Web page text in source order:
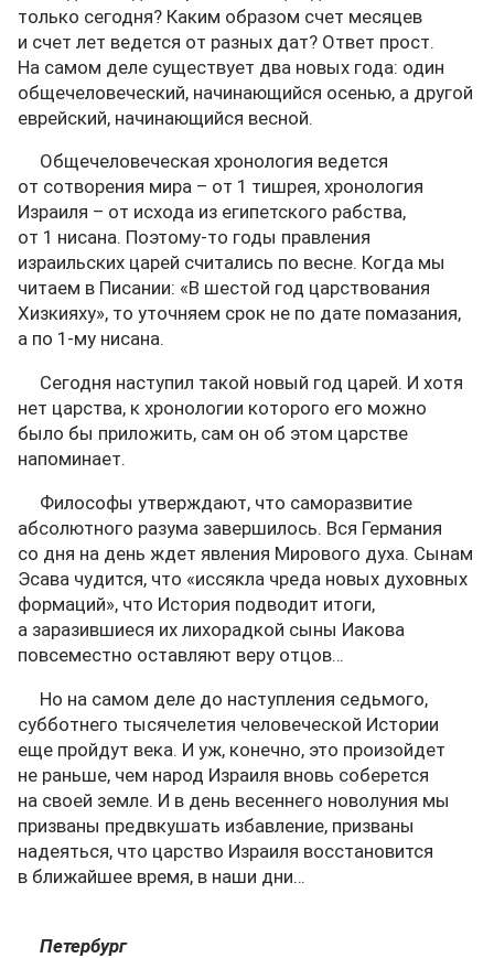
только сегодня? Каким образом счет месяцев
и счет лет ведется от разных дат? Ответ прост.
На самом деле существует два новых года: один
общечеловеческий, начинающийся осенью, а другой
еврейский, начинающийся весной.
Общечеловеческая хронология ведется
от сотворения мира – от 1 тишрея, хронология
Израиля – от исхода из египетского рабства,
от 1 нисана. Поэтому-то годы правления
израильских царей считались по весне. Когда мы
читаем в Писании: «В шестой год царствования
Хизкияху», то уточняем срок не по дате помазания,
а по 1-му нисана.
Сегодня наступил такой новый год царей. И хотя
нет царства, к хронологии которого его можно
было бы приложить, сам он об этом царстве
напоминает.
Философы утверждают, что саморазвитие
абсолютного разума завершилось. Вся Германия
со дня на день ждет явления Мирового духа. Сынам
Эсава чудится, что «иссякла чреда новых духовных
формаций», что История подводит итоги,
а заразившиеся их лихорадкой сыны Иакова
повсеместно оставляют веру отцов…
Но на самом деле до наступления седьмого,
субботнего тысячелетия человеческой Истории
еще пройдут века. И уж, конечно, это произойдет
не раньше, чем народ Израиля вновь соберется
на своей земле. И в день весеннего новолуния мы
призваны предвкушать избавление, призваны
надеяться, что царство Израиля восстановится
в ближайшее время, в наши дни…
Петербург